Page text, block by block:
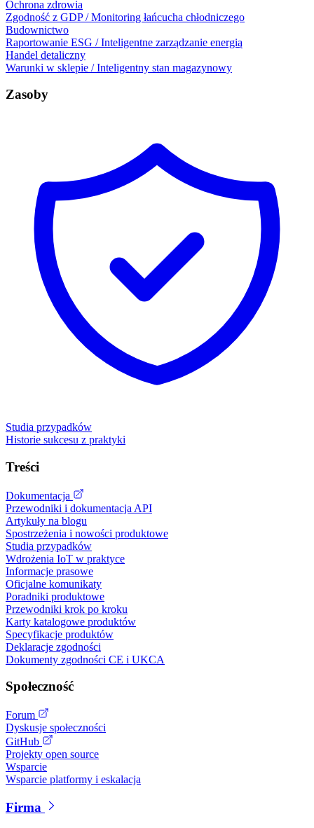
Ochrona zdrowia
Zgodność z GDP / Monitoring łańcucha chłodniczego
Budownictwo
Raportowanie ESG / Inteligentne zarządzanie energią
Handel detaliczny
Warunki w sklepie / Inteligentny stan magazynowy
Zasoby
Studia przypadków
Historie sukcesu z praktyki
Treści
Dokumentacja
Przewodniki i dokumentacja API
Artykuły na blogu
Spostrzeżenia i nowości produktowe
Studia przypadków
Wdrożenia IoT w praktyce
Informacje prasowe
Oficjalne komunikaty
Poradniki produktowe
Przewodniki krok po kroku
Karty katalogowe produktów
Specyfikacje produktów
Deklaracje zgodności
Dokumenty zgodności CE i UKCA
Społeczność
Forum
Dyskusje społeczności
GitHub
Projekty open source
Wsparcie
Wsparcie platformy i eskalacja
Firma